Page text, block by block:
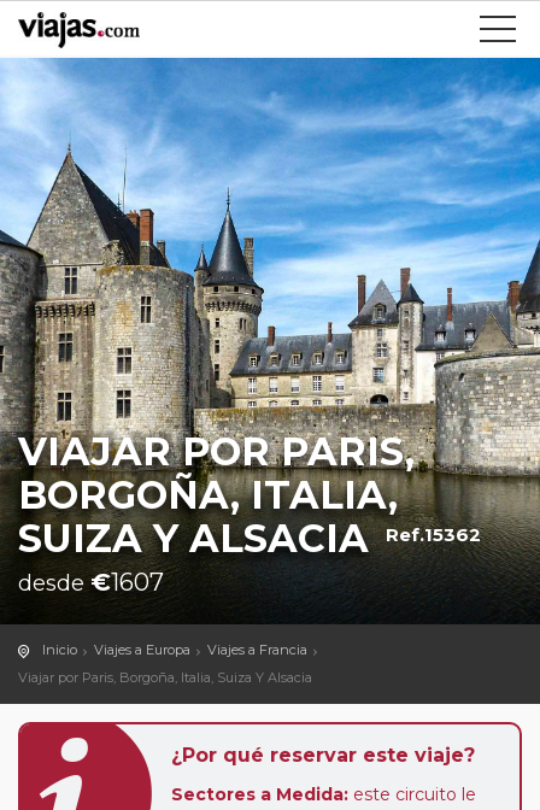
VIAJAR POR PARIS,
BORGOÑA, ITALIA,
SUIZA Y ALSACIA
Ref.15362
desde €1607
Inicio Viajes a Europa
Viajes a Francia
Viajar por Paris, Borgoña, Italia, Suiza Y Alsacia
¿Por qué reservar este viaje?
Sectores a Medida: este circuito le